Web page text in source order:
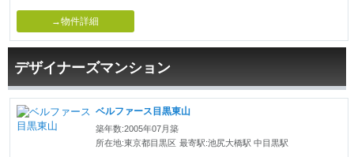
→物件詳細
デザイナーズマンション
ベルファース目黒東山
築年数:2005年07月築
所在地:東京都目黒区 最寄駅:池尻大橋駅 中目黒駅